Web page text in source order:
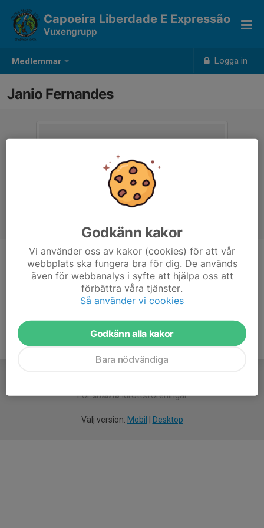
Medlemmar Logga in
Capoeira Liberdade E Expressão
Vuxengrupp
Janio Fernandes
Titel
Tänare
Ålder
43 år
Försmartaidrottsföreningar
Välj version: Mobil Desktop
Godkänn kakor
Vi använder oss av kakor (cookies) för att vår
webbplats ska fungera bra för dig. De används
även för webbanalys i syfte att hjälpa oss att
förbättra våra tjänster.
Så använder vi cookies
Godkänn alla kakor
Bara nödvändiga